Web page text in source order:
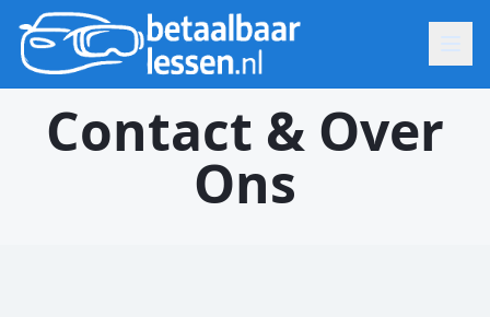
Contact & Over
Ons